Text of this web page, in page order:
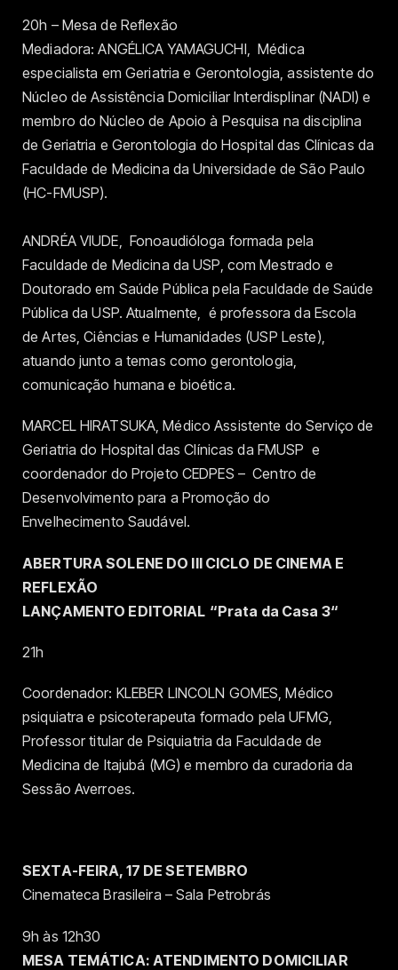
20h – Mesa de Reflexão
Mediadora: ANGÉLICA YAMAGUCHI, Médica
especialista em Geriatria e Gerontologia, assistente do
Núcleo de Assistência Domiciliar Interdisplinar (NADI) e
membro do Núcleo de Apoio à Pesquisa na disciplina
de Geriatria e Gerontologia do Hospital das Clínicas da
Faculdade de Medicina da Universidade de São Paulo
(HC-FMUSP).
ANDRÉA VIUDE, Fonoaudióloga formada pela
Faculdade de Medicina da USP, com Mestrado e
Doutorado em Saúde Pública pela Faculdade de Saúde
Pública da USP. Atualmente, é professora da Escola
de Artes, Ciências e Humanidades (USP Leste),
atuando junto a temas como gerontologia,
comunicação humana e bioética.
MARCEL HIRATSUKA, Médico Assistente do Serviço de
Geriatria do Hospital das Clínicas da FMUSP e
coordenador do Projeto CEDPES – Centro de
Desenvolvimento para a Promoção do
Envelhecimento Saudável.
ABERTURA SOLENE DO III CICLO DE CINEMA E
REFLEXÃO
LANÇAMENTO EDITORIAL “Prata da Casa 3“
21h
Coordenador: KLEBER LINCOLN GOMES, Médico
psiquiatra e psicoterapeuta formado pela UFMG,
Professor titular de Psiquiatria da Faculdade de
Medicina de Itajubá (MG) e membro da curadoria da
Sessão Averroes.
SEXTA-FEIRA, 17 DE SETEMBRO
Cinemateca Brasileira – Sala Petrobrás
9h às 12h30
MESA TEMÁTICA: ATENDIMENTO DOMICILIAR